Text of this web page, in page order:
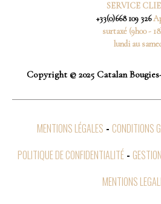
SERVICE
+33(0)668 109 326
surtaxé (9h00 -
lundi au
Copyright © 2025 Catalan
MENTIONS LÉGALES
CONDITIONS
POLITIQUE DE CONFIDENTIALITÉ
MENTIONS